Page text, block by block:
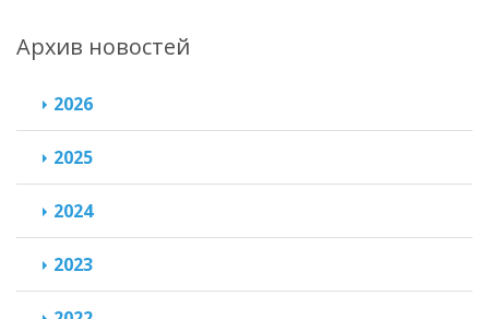
Архив новостей
2026
2025
2024
2023